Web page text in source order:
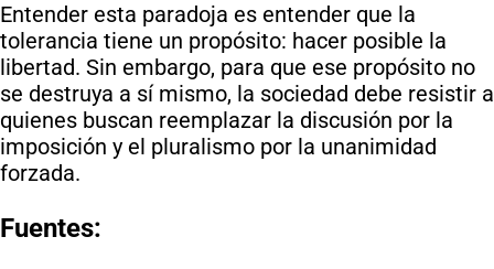
Entender esta paradoja es entender que la
tolerancia tiene un propósito: hacer posible la
libertad. Sin embargo, para que ese propósito no
se destruya a sí mismo, la sociedad debe resistir a
quienes buscan reemplazar la discusión por la
imposición y el pluralismo por la unanimidad
forzada.
Fuentes: